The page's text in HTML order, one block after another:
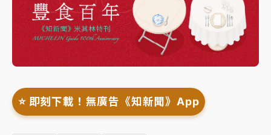
⭐️ 即刻下載！無廣告《知新聞》App